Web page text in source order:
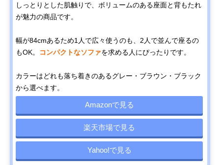
しっとりとした肌触りで、ボリュームのある座面と背もたれ
が魅力の商品です。
幅が84cmあるため1人で広々使うのも、2人で並んで座るの
もOK。
コンパクトなソファを求める人にぴったりです。
カラーはどれも落ち着きのあるグレー・ブラウン・ブラック
から選べます。
Amazonで見る
楽天市場で見る
Yahoo!で見る